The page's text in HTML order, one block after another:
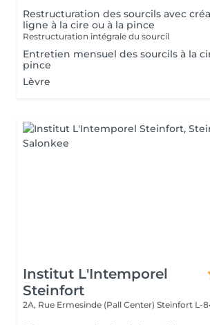
Restructuration des sourcils avec
ligne à la cire ou à la pince
Restructuration intégrale du sourcil
Entretien mensuel des sourcils à la
pince
Lèvre
Institut L'Intemporel
Steinfort
2A, Rue Ermesinde (Pall Center) Steinfort L-